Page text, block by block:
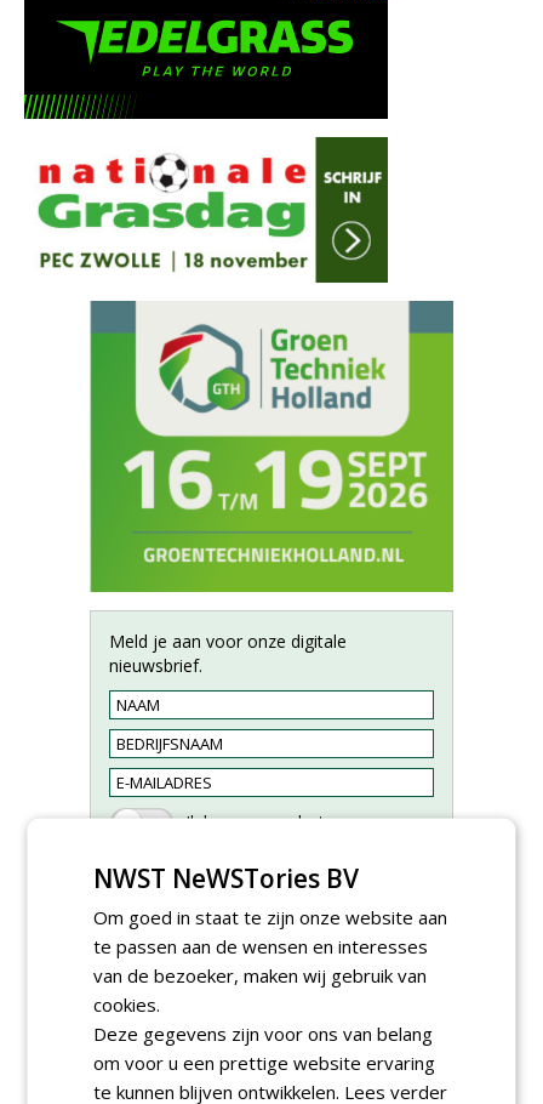
Meld je aan voor onze digitale
nieuwsbrief.
Proefveldmedewerker/
Chauffeur
landbouwmachines bij DSV
zaden Nederland B.V.
NWST NeWSTories BV
Om goed in staat te zijn onze website aan
te passen aan de wensen en interesses
van de bezoeker, maken wij gebruik van
cookies.
Deze gegevens zijn voor ons van belang
om voor u een prettige website ervaring
te kunnen blijven ontwikkelen. Lees verder